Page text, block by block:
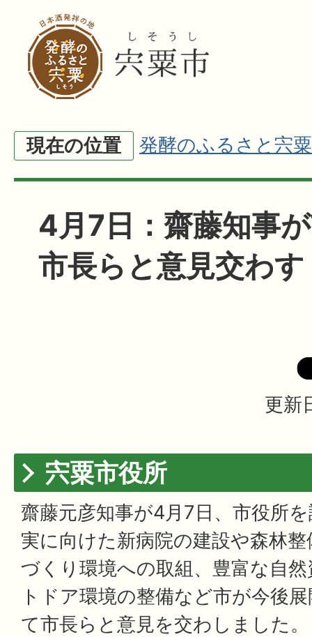
現在の位置 発酵のふるさと宍粟
4月7日：齋藤知事
市長らと意見交わす
更新
宍粟市役所
齋藤元彦知事が4月7日、市役所
実に向けた新病院の建設や森林
づくり環境への取組、豊富な自
トドア環境の整備など市が今後
て市長らと意見を交わしました。